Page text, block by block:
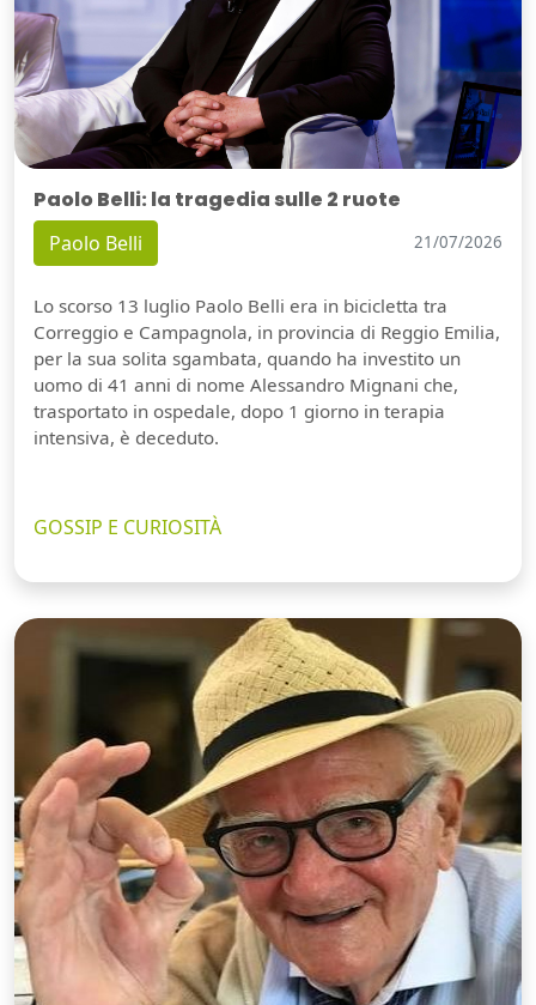
Paolo Belli: la tragedia sulle 2 ruote
Paolo Belli 21/07/2026
Lo scorso 13 luglio Paolo Belli era in bicicletta tra
Correggio e Campagnola, in provincia di Reggio Emilia,
per la sua solita sgambata, quando ha investito un
uomo di 41 anni di nome Alessandro Mignani che,
trasportato in ospedale, dopo 1 giorno in terapia
intensiva, è deceduto.
GOSSIP E CURIOSITÀ